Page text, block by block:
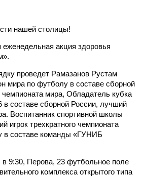
нашей столицы!
еженедельная акция здоровья
проведет Рамазанов Рустам
мира по футболу в составе сборной
мира, Обладатель кубка
в составе сборной России, лучший
Воспитанник спортивной школы
игрок трехкратного чемпионата
в составе команды «ГУНИБ
в 9:30, Перова, 23 футбольное поле
комплекса открытого типа